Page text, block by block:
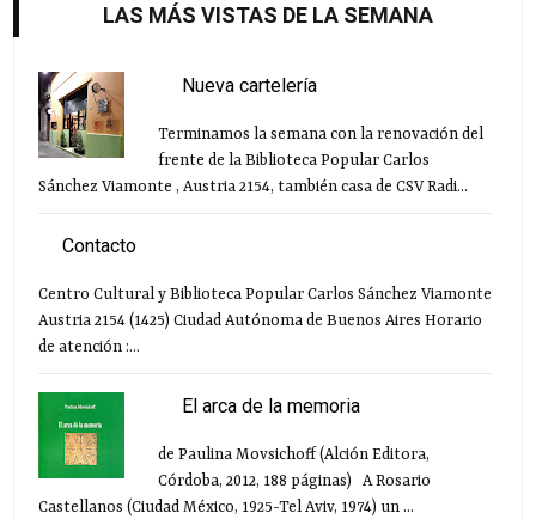
LAS MÁS VISTAS DE LA SEMANA
Nueva cartelería
Terminamos la semana con la renovación del
frente de la Biblioteca Popular Carlos
Sánchez Viamonte , Austria 2154, también casa de CSV Radi...
Contacto
Centro Cultural y Biblioteca Popular Carlos Sánchez Viamonte
Austria 2154 (1425) Ciudad Autónoma de Buenos Aires Horario
de atención :...
El arca de la memoria
de Paulina Movsichoff (Alción Editora,
Córdoba, 2012, 188 páginas) A Rosario
Castellanos (Ciudad México, 1925-Tel Aviv, 1974) un ...